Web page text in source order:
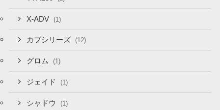
X-ADV (1)
カブシリーズ (12)
グロム (1)
ジェイド (1)
シャドウ (1)